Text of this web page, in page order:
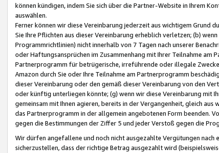
können kündigen, indem Sie sich über die Partner-Website in Ihrem
auswählen.
Ferner können wir diese Vereinbarung jederzeit aus wichtigem Grund
Sie Ihre Pflichten aus dieser Vereinbarung erheblich verletzen; (b)
Programmrichtlinien) nicht innerhalb von 7 Tagen nach unserer
oder Haftungsansprüchen im Zusammenhang mit Ihrer Teilnahme am
Partnerprogramm für betrügerische, irreführende oder illegale
Amazon durch Sie oder Ihre Teilnahme am Partnerprogramm
dieser Vereinbarung oder den gemäß dieser Vereinbarung von den
oder künftig unterliegen könnte; (g) wenn wir diese Vereinbarung mit
gemeinsam mit Ihnen agieren, bereits in der Vergangenheit, gleich
das Partnerprogramm in der allgemein angebotenen Form beenden.
gegen die Bestimmungen der Ziffer 5 und jeder Verstoß gegen die
Wir dürfen angefallene und noch nicht ausgezahlte Vergütungen
sicherzustellen, dass der richtige Betrag ausgezahlt wird